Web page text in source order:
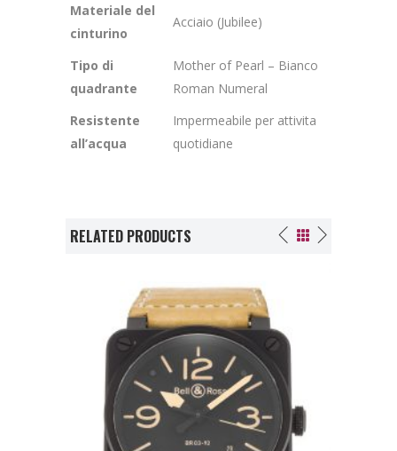
Materiale del
cinturino
Acciaio (Jubilee)
Tipo di
quadrante
Mother of Pearl – Bianco
Roman Numeral
Resistente
all’acqua
Impermeabile per attivita
quotidiane
RELATED PRODUCTS